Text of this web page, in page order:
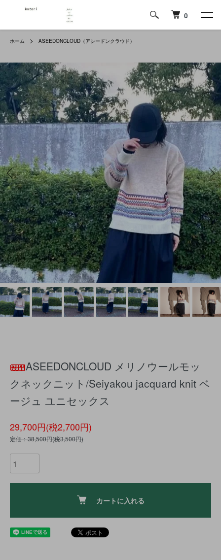
0
ホーム ASEEDONCLOUD（アシードンクラウド）
ASEEDONCLOUD メリノウールモッ
クネックニット/Seiyakou jacquard knit ベ
ージュ ユニセックス
29,700円(税2,700円)
定価：38,500円(税3,500円)
カートに入れる